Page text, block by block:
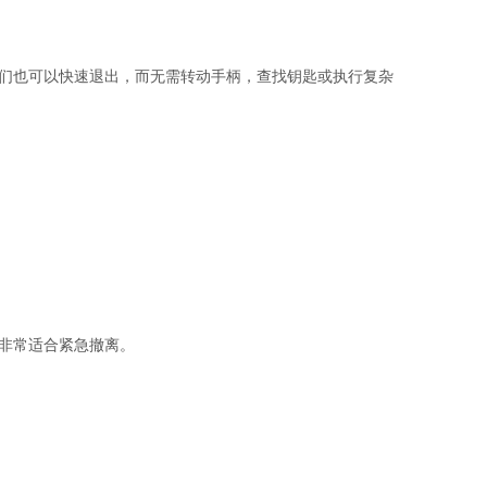
也可以快速退出，而无需转动手柄，查找钥匙或执行复杂
适合紧急撤离。